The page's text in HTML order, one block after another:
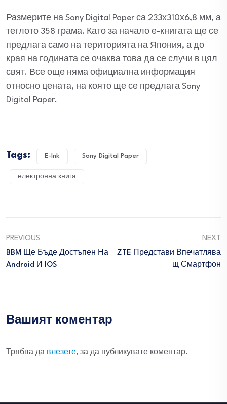
Размерите на Sony Digital Paper са 233х310х6,8 мм, а
теглото 358 грама. Като за начало е-книгата ще се
предлага само на територията на Япония, а до
края на годината се очаква това да се случи в цял
свят. Все още няма официална информация
относно цената, на която ще се предлага Sony
Digital Paper.
Tags: E-Ink Sony Digital Paper
електронна книга
PREVIOUS
BBM Ще Бъде Достъпен На
Android И IOS
NEXT
ZTE Представи Впечатлява
Щ Смартфон
Вашият коментар
Трябва да влезете, за да публикувате коментар.